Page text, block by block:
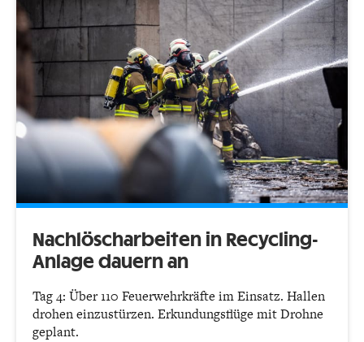
Nachlöscharbeiten in Recycling-
Anlage dauern an
Tag 4: Über 110 Feuerwehrkräfte im Einsatz. Hallen
drohen einzustürzen. Erkundungsflüge mit Drohne
geplant.